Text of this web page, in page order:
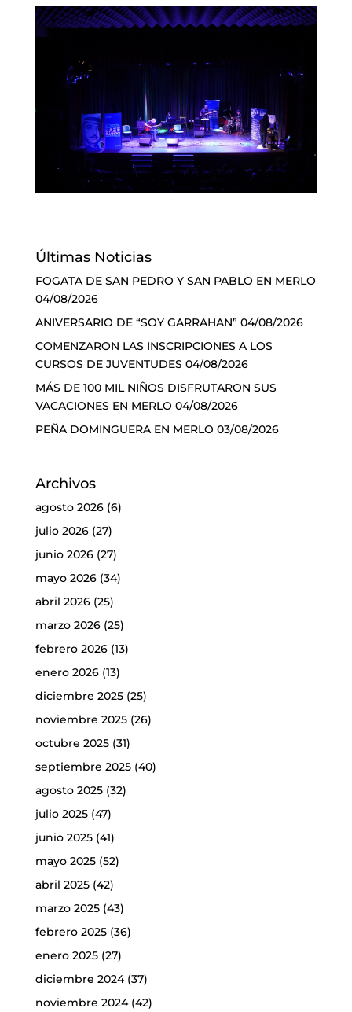
Últimas Noticias
FOGATA DE SAN PEDRO Y SAN PABLO EN MERLO
04/08/2026
ANIVERSARIO DE “SOY GARRAHAN” 04/08/2026
COMENZARON LAS INSCRIPCIONES A LOS
CURSOS DE JUVENTUDES 04/08/2026
MÁS DE 100 MIL NIÑOS DISFRUTARON SUS
VACACIONES EN MERLO 04/08/2026
PEÑA DOMINGUERA EN MERLO 03/08/2026
Archivos
agosto 2026(6)
julio 2026(27)
junio 2026(27)
mayo 2026(34)
abril 2026(25)
marzo 2026(25)
febrero 2026(13)
enero 2026(13)
diciembre 2025(25)
noviembre 2025(26)
octubre 2025(31)
septiembre 2025(40)
agosto 2025(32)
julio 2025(47)
junio 2025(41)
mayo 2025(52)
abril 2025(42)
marzo 2025(43)
febrero 2025(36)
enero 2025(27)
diciembre 2024(37)
noviembre 2024(42)